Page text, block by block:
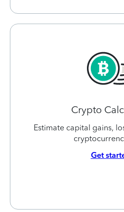
Crypto
Estimate capital gains,
Get